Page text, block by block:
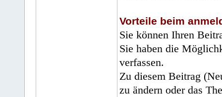
Vorteile beim
Sie können Ihren
Sie haben die
verfassen.
Zu diesem Beitrag
zu ändern oder das